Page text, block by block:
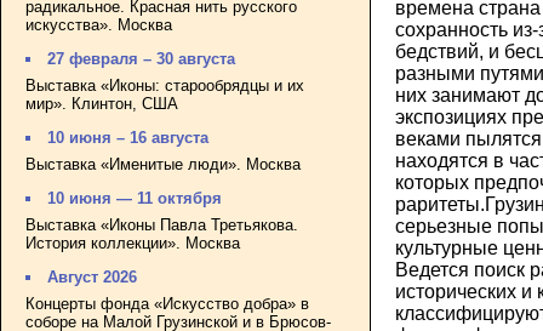
радикальное. Красная нить русского
искусства». Москва
27 февраля – 30 августа
Выставка «Иконы: старообрядцы и их
мир». Клинтон, США
10 июня – 16 августа
Выставка «Именитые люди». Москва
10 июня — 11 октября
Выставка «Иконы Павла Третьякова.
История коллекции». Москва
Август 2026
Концерты фонда «Искусство добра» в
соборе на Малой Грузинской и в Брюсов-
времена
сохранность
бедствий, и
разными
них занимают
экспозициях
веками
находятся в
которых
серьезные
культурные
Ведется поиск
исторических и